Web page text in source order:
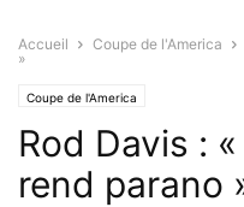
Accueil Coupe de l'America
»
Coupe de l'America
Rod Davis :
rend parano